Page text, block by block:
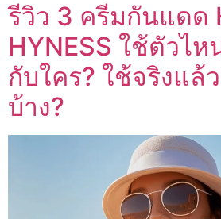
รีวิว 3 ครีมกันแดด
HYNESS ใช้ตัวไห
กับใคร? ใช้จริงแล้
บ้าง?